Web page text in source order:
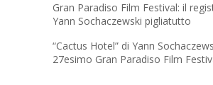
Gran Paradiso Film Festival: il
Yann Sochaczewski pigliatutto
“Cactus Hotel” di Yann
27esimo Gran Paradiso Film